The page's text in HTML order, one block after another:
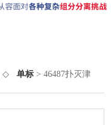
◇单标 > 46487扑灭津